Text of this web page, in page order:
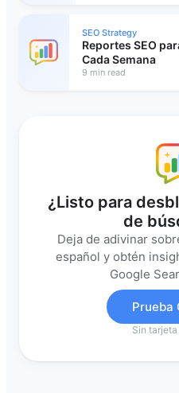
SEO Strategy
Reportes SEO
Cada Semana
9 min read
¿Listo para
de
Deja de adivinar
español y obtén
Google
Prueba
Sin